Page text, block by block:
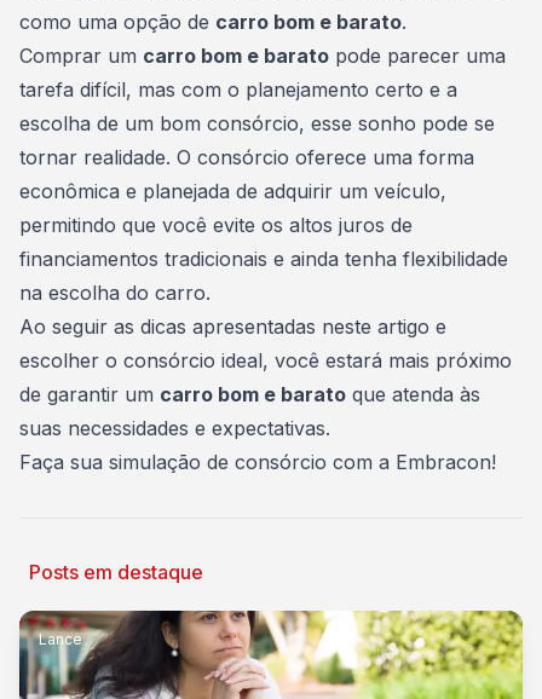
como uma opção de carro bom e barato.
Comprar um carro bom e barato pode parecer uma
tarefa difícil, mas com o planejamento certo e a
escolha de um bom consórcio, esse sonho pode se
tornar realidade. O consórcio oferece uma forma
econômica e planejada de adquirir um veículo,
permitindo que você evite os altos juros de
financiamentos tradicionais e ainda tenha flexibilidade
na escolha do carro.
Ao seguir as dicas apresentadas neste artigo e
escolher o consórcio ideal, você estará mais próximo
de garantir um carro bom e barato que atenda às
suas necessidades e expectativas.
Faça sua simulação de consórcio com a Embracon!
Posts em destaque
Lance